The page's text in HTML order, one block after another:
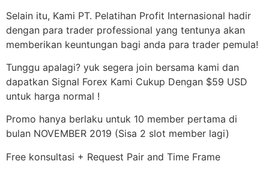
Selain itu, Kami PT. Pelatihan Profit Internasional hadir
dengan para trader professional yang tentunya akan
memberikan keuntungan bagi anda para trader pemula!
Tunggu apalagi? yuk segera join bersama kami dan
dapatkan Signal Forex Kami Cukup Dengan $59 USD
untuk harga normal !
Promo hanya berlaku untuk 10 member pertama di
bulan NOVEMBER 2019 (Sisa 2 slot member lagi)
Free konsultasi + Request Pair and Time Frame